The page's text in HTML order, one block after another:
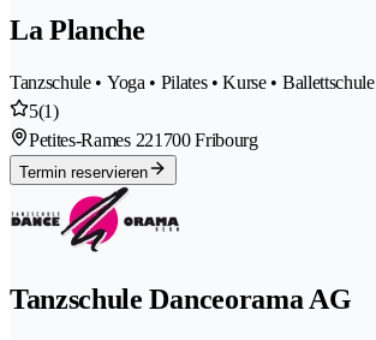
La Planche
Tanzschule • Yoga • Pilates • Kurse • Ballettschule
5(1)
Petites-Rames 221700 Fribourg
Termin reservieren
Tanzschule Danceorama AG